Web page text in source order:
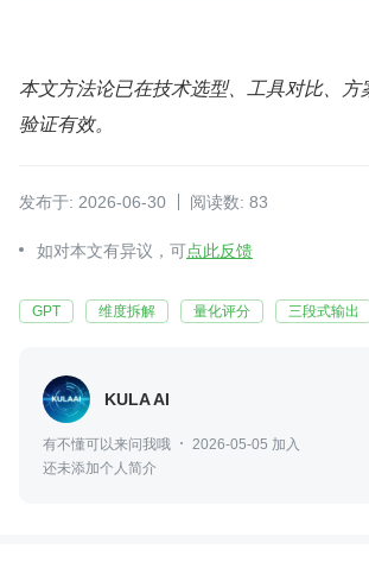
本文方法论已在技术选型、工具对比、
验证有效。
发布于: 2026-06-30 阅读数: 83
如对本文有异议，可点此反馈
GPT 维度拆解 量化评分 三段式输出
KULA AI
有不懂可以来问我哦
2026-05-05 加入
还未添加个人简介